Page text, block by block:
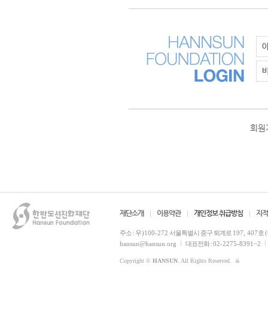
회원
재단소개 이용약관 개인정보 취급방침 지
주소 : 우)100-272 서울특별시 중구 퇴계로 197, 407호
hansun@hansun.org
대표전화 :02-2275-8391~2
Copyright © HANSUN . All Rights Reserved.